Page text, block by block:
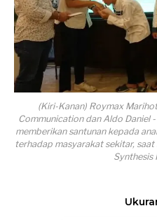
(Kiri-Kanan) Roymax
Communication dan Aldo Daniel
memberikan santunan kepada
terhadap masyarakat sekitar,
Synthesis